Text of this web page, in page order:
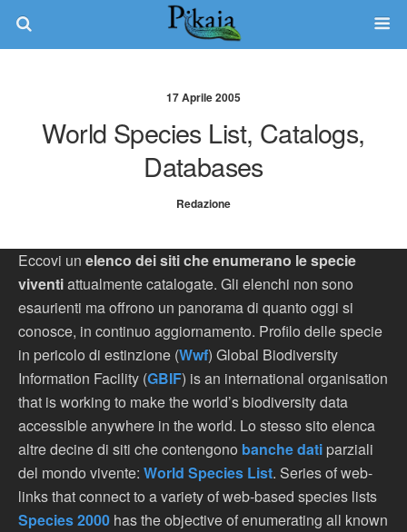
17 Aprile 2005
World Species List, Catalogs,
Databases
Redazione
Eccovi un elenco dei siti che enumerano le specie
viventiattualmente catalogate. Gli elenchi non sono
esaurienti ma offrono un panorama di quanto oggi si
conosce, in continuo aggiornamento. Profilo delle specie
in pericolo di estinzione (Wwf) Global Biodiversity
Information Facility (GBIF) is an international organisation
that is working to make the world’s biodiversity data
accessible anywhere in the world. Lo stesso sito elenca
altre decine di siti che contengono banche dati parziali
del mondo vivente: World Species List. Series of web-
links that connect to a variety of web-based species lists
Species 2000 has the objective of enumerating all known